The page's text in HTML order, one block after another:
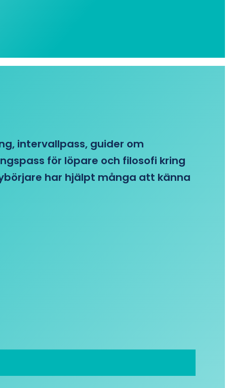
intervallpass, guider om
för löpare och filosofi kring
har hjälpt många att känna